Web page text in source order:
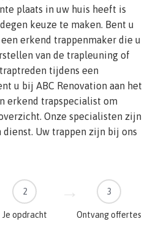
plaats in uw huis heeft is
keuze te maken. Bent u
erkend trappenmaker die u
van de trapleuning of
tijdens een
u bij ABC Renovation aan het
erkend trapspecialist om
Onze specialisten zijn
Uw trappen zijn bij ons
2
Je opdracht
3
Ontvang offertes